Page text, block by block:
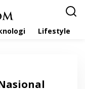
Lifestyle